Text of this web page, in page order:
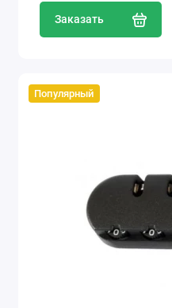
Заказать
Популярный